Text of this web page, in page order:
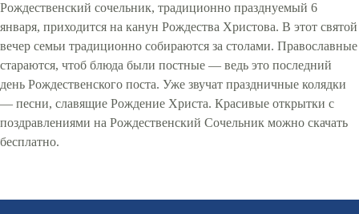
Рождественский сочельник, традиционно празднуемый 6
января, приходится на канун Рождества Христова. В этот святой
вечер семьи традиционно собираются за столами. Православные
стараются, чтоб блюда были постные — ведь это последний
день Рождественского поста. Уже звучат праздничные колядки
— песни, славящие Рождение Христа. Красивые открытки с
поздравлениями на Рождественский Сочельник можно скачать
бесплатно.